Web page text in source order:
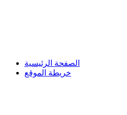
الصفحة الرئيسية
خريطة الموقع